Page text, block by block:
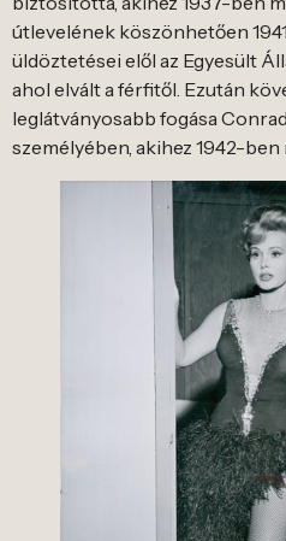
útlevelének köszönhetően
üldöztetései elől az Egyesült
ahol elvált a férfitől. Ezután
leglátványosabb fogása
személyében, akihez 1942-